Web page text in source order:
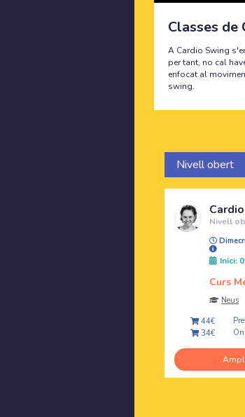
Classes de
A Cardio Swing
per tant, no cal
enfocat al
swing.
Nivell obert
Nivell
Inici:
Curs
Neus
44€
34€